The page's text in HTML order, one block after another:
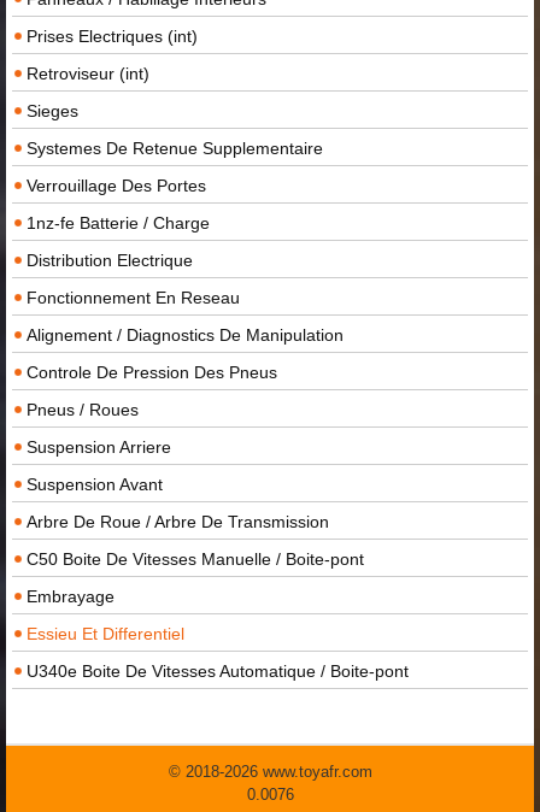
Prises Electriques (int)
Retroviseur (int)
Sieges
Systemes De Retenue Supplementaire
Verrouillage Des Portes
1nz-fe Batterie / Charge
Distribution Electrique
Fonctionnement En Reseau
Alignement / Diagnostics De Manipulation
Controle De Pression Des Pneus
Pneus / Roues
Suspension Arriere
Suspension Avant
Arbre De Roue / Arbre De Transmission
C50 Boite De Vitesses Manuelle / Boite-pont
Embrayage
Essieu Et Differentiel
U340e Boite De Vitesses Automatique / Boite-pont
© 2018-2026 www.toyafr.com
0.0076